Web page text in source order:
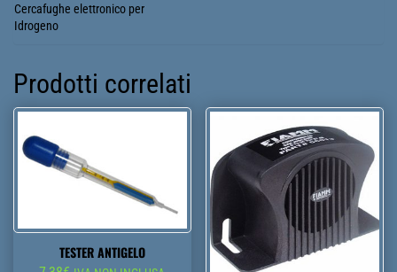
Cercafughe elettronico per
Idrogeno
Prodotti correlati
TESTER ANTIGELO